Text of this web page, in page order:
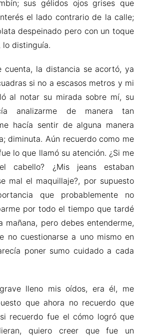
sus gélidos ojos grises que
el lado contrario de la calle;
despeinado pero con un toque
lo distinguía.
cuenta, la distancia se acortó, ya
si no a escasos metros y mi
al notar su mirada sobre mí, su
analizarme de manera tan
hacía sentir de alguna manera
diminuta. Aún recuerdo como me
lo que llamó su atención. ¿Si me
cabello? ¿Mis jeans estaban
mal el maquillaje?, por supuesto
que probablemente no
por todo el tiempo que tardé
mañana, pero debes entenderme,
no cuestionarse a uno mismo en
poner sumo cuidado a cada
lleno mis oídos, era él, me
que ahora no recuerdo que
recuerdo fue el cómo logró que
quiero creer que fue un